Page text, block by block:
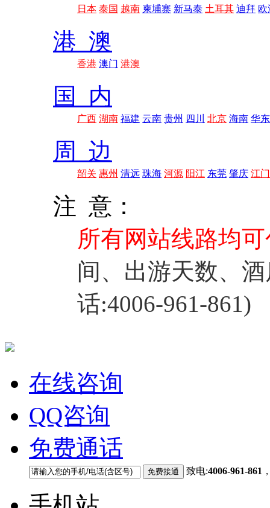
日本 泰国 越南 柬埔寨 新马泰 土耳其 迪拜 欧
港 澳
香港 澳门 港澳
国 内
广西 湖南 福建 云南 贵州 四川 北京 海南 华东
周 边
韶关 惠州 清远 珠海 河源 阳江 东莞 肇庆 江门
注 意：
所有网站线路均
间、出游天数、
话:4006-961-861)
在线咨询
QQ咨询
免费通话
致电:4006-961-861